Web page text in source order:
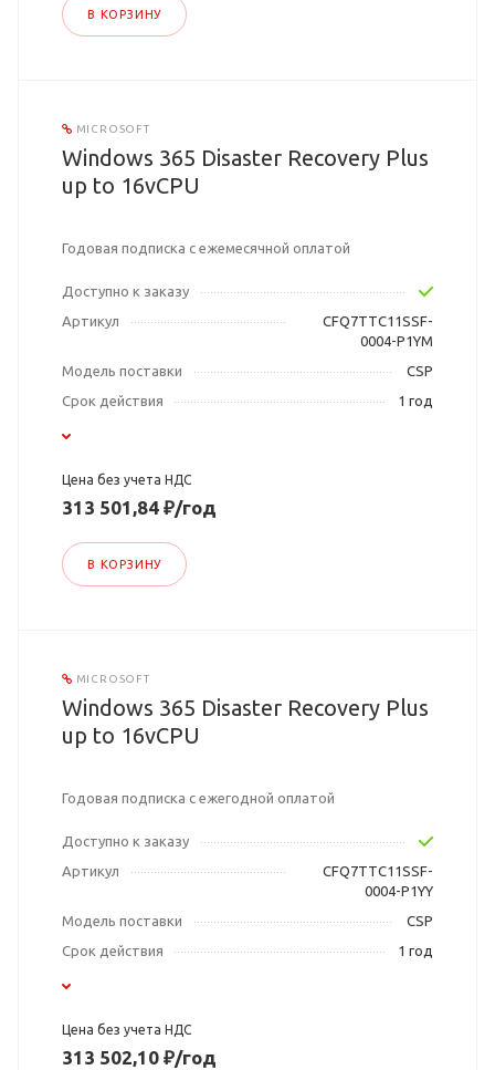
В КОРЗИНУ
MICROSOFT
Windows 365 Disaster Recovery Plus
up to 16vCPU
Годовая подписка с ежемесячной оплатой
Доступно к заказу
Артикул
CFQ7TTC11SSF-
0004-P1YM
Модель поставки
CSP
Срок действия
1 год
Цена без учета НДС
313 501,84 ₽/год
В КОРЗИНУ
MICROSOFT
Windows 365 Disaster Recovery Plus
up to 16vCPU
Годовая подписка с ежегодной оплатой
Доступно к заказу
Артикул
CFQ7TTC11SSF-
0004-P1YY
Модель поставки
CSP
Срок действия
1 год
Цена без учета НДС
313 502,10 ₽/год